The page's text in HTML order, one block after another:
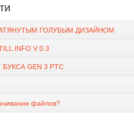
ГОЛУБЫМ ДИЗАЙНОМ
INFO V 0.3
GEN 3 PTC.
файлов?